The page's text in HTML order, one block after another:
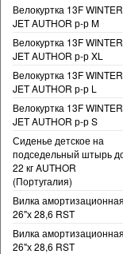
Велокуртка 13F WINTER
JET AUTHOR р-р M
Велокуртка 13F WINTER
JET AUTHOR р-р XL
Велокуртка 13F WINTER
JET AUTHOR р-р L
Велокуртка 13F WINTER
JET AUTHOR р-р S
Сиденье детское на
подседельный штырь
22 кг AUTHOR
(Португалия)
Вилка амортизационная
26"х 28,6 RST
Вилка амортизационная
26"х 28,6 RST